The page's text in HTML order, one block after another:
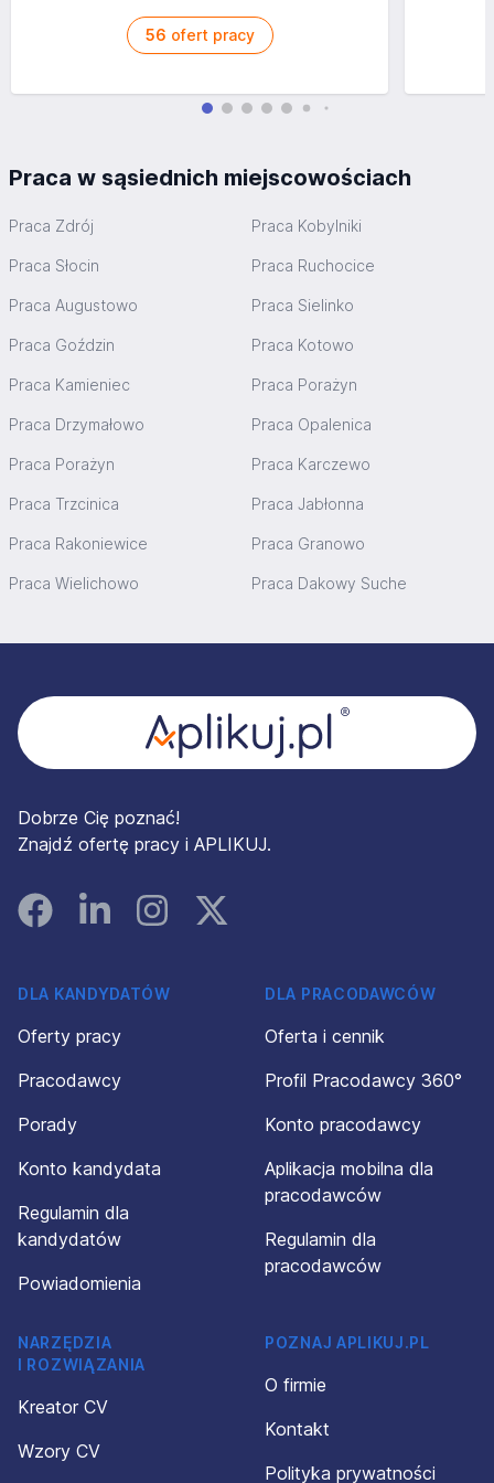
56 ofert pracy
Praca w sąsiednich miejscowościach
Praca Zdrój Praca Kobylniki
Praca Słocin Praca Ruchocice
Praca Augustowo Praca Sielinko
Praca Goździn Praca Kotowo
Praca Kamieniec Praca Porażyn
Praca Drzymałowo Praca Opalenica
Praca Porażyn Praca Karczewo
Praca Trzcinica Praca Jabłonna
Praca Rakoniewice Praca Granowo
Praca Wielichowo Praca Dakowy Suche
Dobrze Cię poznać!
Znajdź ofertę pracy i APLIKUJ.
FacebookLinked InInstagramInstagram
DLA KANDYDATÓW
Oferty pracy
Pracodawcy
Porady
Konto kandydata
Regulamin dla
kandydatów
Powiadomienia
DLA PRACODAWCÓW
Oferta i cennik
Profil Pracodawcy 360°
Konto pracodawcy
Aplikacja mobilna dla
pracodawców
Regulamin dla
pracodawców
NARZĘDZIA
I ROZWIĄZANIA
Kreator CV
Wzory CV
POZNAJ APLIKUJ.PL
O firmie
Kontakt
Polityka prywatności